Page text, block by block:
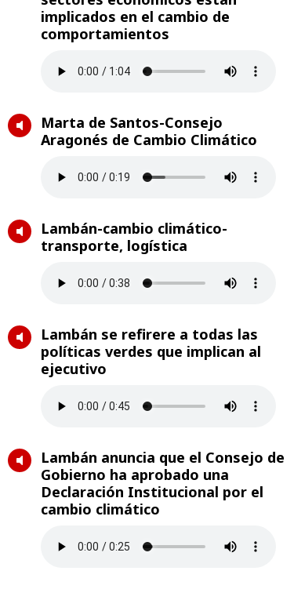
implicados en el cambio de
comportamientos
Marta de Santos-Consejo
Aragonés de Cambio Climático
Lambán-cambio climático-
transporte, logística
Lambán se refirere a todas las
políticas verdes que implican al
ejecutivo
Lambán anuncia que el Consejo de
Gobierno ha aprobado una
Declaración Institucional por el
cambio climático